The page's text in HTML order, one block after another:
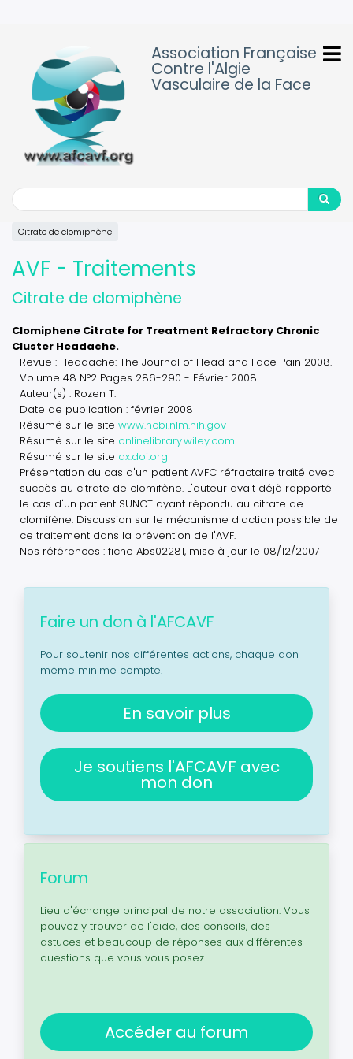
Association Française
Contre l'Algie
Vasculaire de la Face
Search
Search
Citrate de clomiphène
AVF - Traitements
Citrate de clomiphène
Clomiphene Citrate for Treatment Refractory Chronic
Cluster Headache.
Revue : Headache: The Journal of Head and Face Pain 2008.
Volume 48 N°2 Pages 286-290 - Février 2008.
Auteur(s) : Rozen T.
Date de publication : février 2008
Résumé sur le site www.ncbi.nlm.nih.gov
Résumé sur le site onlinelibrary.wiley.com
Résumé sur le site dx.doi.org
Présentation du cas d'un patient AVFC réfractaire traité avec
succès au citrate de clomifène. L'auteur avait déjà rapporté
le cas d'un patient SUNCT ayant répondu au citrate de
clomifène. Discussion sur le mécanisme d'action possible de
ce traitement dans la prévention de l'AVF.
Nos références : fiche Abs02281, mise à jour le 08/12/2007
Faire un don à l'AFCAVF
Pour soutenir nos différentes actions, chaque don
même minime compte.
En savoir plus
Je soutiens l'AFCAVF avec
mon don
Forum
Lieu d'échange principal de notre association. Vous
pouvez y trouver de l'aide, des conseils, des
astuces et beaucoup de réponses aux différentes
questions que vous vous posez.
Accéder au forum